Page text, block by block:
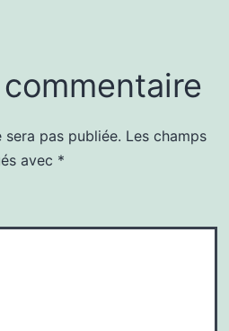
pas publiée. Les champs
avec *